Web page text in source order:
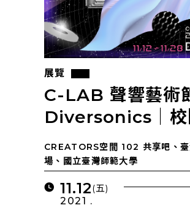
展覽
C-LAB 聲響藝術
Diversonics｜校
CREATORS空間 102 共享吧、
場、國立臺灣師範大學
11.12(五)
2021 .